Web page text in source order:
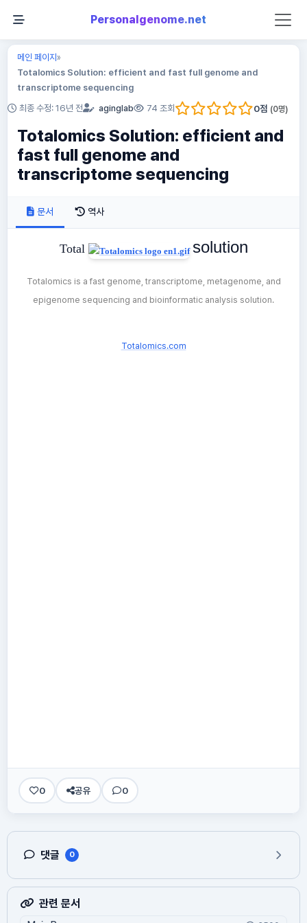
Personalgenome.net
메인 페이지»
Totalomics Solution: efficient and fast full genome and
transcriptome sequencing
최종 수정: 16년 전 aginglab 74 조회 0점 (0명)
Totalomics Solution: efficient and
fast full genome and
transcriptome sequencing
문서 역사
Total solution
Totalomics is a fast genome, transcriptome, metagenome, and
epigenome sequencing and bioinformatic analysis solution.
Totalomics.com
0 공유 0
댓글 0
관련 문서